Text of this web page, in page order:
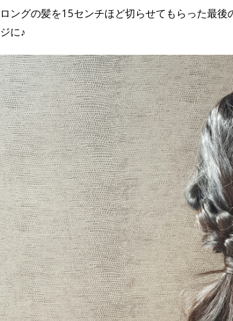
ロングの髪を15センチほど切らせてもらった最
ジに♪